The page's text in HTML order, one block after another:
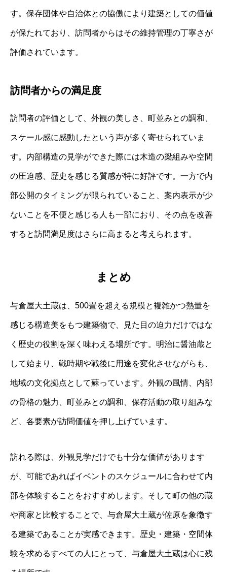
す。保存団体や自治体との協働により建築としての価値
が保たれており、訪問者からはその維持管理の丁寧さが
評価されています。
訪問者からの満足度
訪問者の評価として、外観の美しさ、町並みとの調和、
スケール感に感動したという声が多く寄せられていま
す。内部構造の見学ができた際には木造の梁組みや空間
の圧迫感、歴史を感じる質感が特に好評です。一方で内
部公開のタイミングが限られていること、案内表示が少
ないことを不便と感じる人も一部におり、その点を改善
すると訪問満足度はさらに高まると考えられます。
まとめ
与倉屋大土蔵は、500畳を超える規模と複雑かつ熱量を
感じる構造美をもつ建築物で、見た目の迫力だけではな
く歴史の役割を深く味わえる場所です。明治に醤油蔵と
して始まり、戦時期や戦後に用途を変化させながらも、
地域の文化拠点として蘇っています。外観の風情、内部
の骨格の魅力、町並みとの調和、保存活動の取り組みな
ど、各要素が訪問価値を押し上げています。
訪れる際は、外観見学だけでも十分な価値があります
が、可能であればイベントのスケジュールに合わせて内
部を体験することをおすすめします。そして町の他の蔵
や商家と比較することで、与倉屋大土蔵が佐原を象徴す
る建築であることが実感できます。歴史・建築・空間体
験を求めるすべての人にとって、与倉屋大土蔵は心に残